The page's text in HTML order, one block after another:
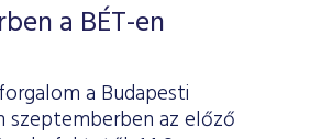
a BÉT-en
a Budapesti
szeptemberben az előző